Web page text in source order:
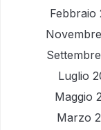
Febbraio
Luglio
Maggio
Marzo